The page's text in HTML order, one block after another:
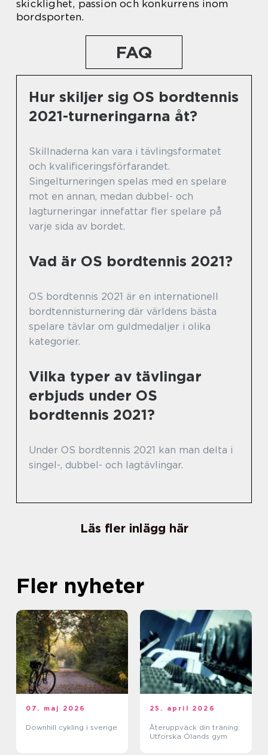
skicklighet, passion och konkurrens inom
bordsporten.
FAQ
Hur skiljer sig OS bordtennis
2021-turneringarna åt?
Skillnaderna kan vara i tävlingsformatet
och kvalificeringsförfarandet.
Singelturneringen spelas med en spelare
mot en annan, medan dubbel- och
lagturneringar innefattar fler spelare på
varje sida av bordet.
Vad är OS bordtennis 2021?
OS bordtennis 2021 är en internationell
bordtennisturnering där världens bästa
spelare tävlar om guldmedaljer i olika
kategorier.
Vilka typer av tävlingar
erbjuds under OS
bordtennis 2021?
Under OS bordtennis 2021 kan man delta i
singel-, dubbel- och lagtävlingar.
Läs fler inlägg här
Fler nyheter
07. maj 2026
Downhill cykling i sverige
25. april 2026
Återuppväck din träning:
Utforska Ölands gym